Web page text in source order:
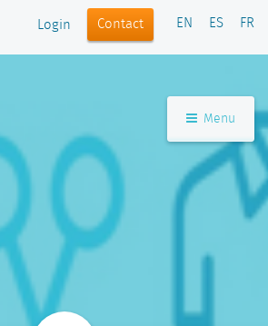
Login Contact EN ES FR
Menu